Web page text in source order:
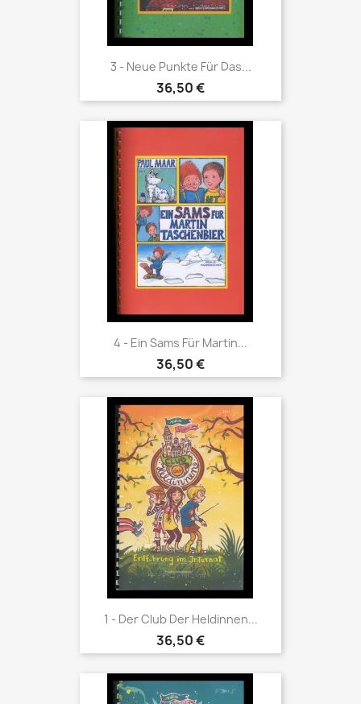
3 - Neue Punkte Für Das...
36,50 €
4 - Ein Sams Für Martin...
36,50 €
1 - Der Club Der Heldinnen...
36,50 €